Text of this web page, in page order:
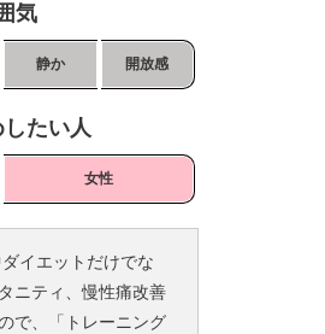
気
静か 開放感
たい人
女性
イエットだけでな
ニティ、慢性痛改善
で、「トレーニング